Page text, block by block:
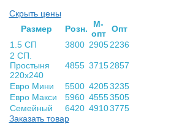
Скрыть цены
Раз­мер
Розн.
М-
опт Опт
1.5 СП
3800 2905 2236
2 СП.
Простыня
220х240
4855 3715 2857
Евро Мини 5500 42053235
Евро Макси
5960 45553505
Семейный
6420 49103775
Заказать товар